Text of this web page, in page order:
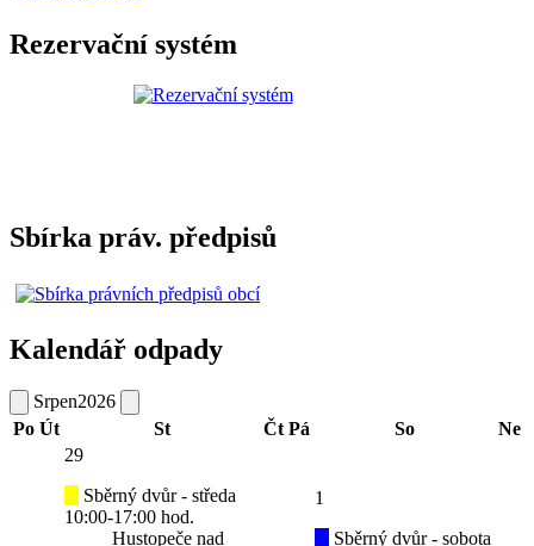
Rezervační systém
Sbírka práv. předpisů
Kalendář odpady
Srpen2026
Po Út St Čt Pá So
Ne
29
Sběrný dvůr - středa
10:00-17:00 hod.
Hustopeče nad
1
Sběrný dvůr - sobota